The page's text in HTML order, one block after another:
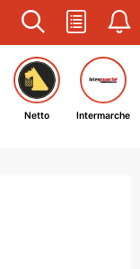
Netto Intermarche